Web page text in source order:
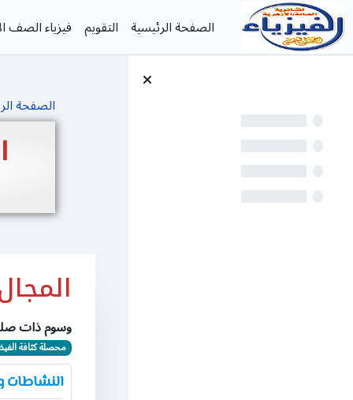
تخطى إلى المحتوى الرئيسي
الصفحة الرئيسية التقويم فيزياء الصف
الصفحة
وسوم ذات
محصلة كثافة
النشاطات